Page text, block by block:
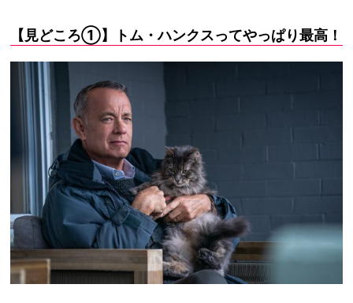
【見どころ①】トム・ハンクスってやっぱり最高！